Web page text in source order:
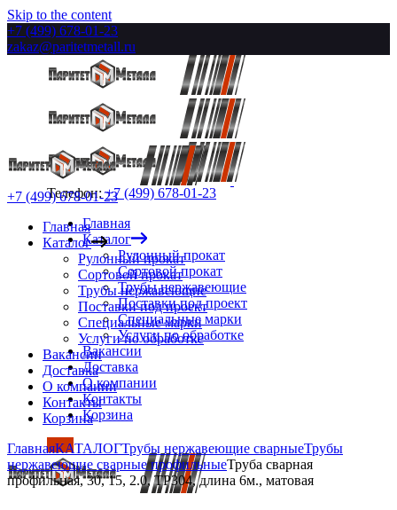
Skip to the content
+7 (499) 678-01-23
zakaz@paritetmetall.ru
Телефон:+7 (499) 678-01-23
Главная
Каталог
Рулонный прокат
Сортовой прокат
Трубы нержавеющие
Поставки под проект
Специальные марки
Услуги по обработке
Вакансии
Доставка
О компании
Контакты
Корзина
+7 (499) 678-01-23
Главная
Каталог
Рулонный прокат
Сортовой прокат
Трубы нержавеющие
Поставки под проект
Специальные марки
Услуги по обработке
Вакансии
Доставка
О компании
Контакты
Корзина
ГлавнаяКАТАЛОГТрубы нержавеющие сварныеТрубы
нержавеющие сварные профильныеТруба сварная
профильная, 30, 15, 2.0, TP304, длина 6м., матовая